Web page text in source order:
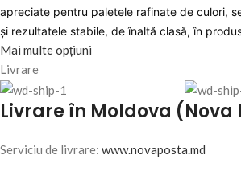
apreciate pentru paletele rafinate de culori,
și rezultatele stabile, de înaltă clasă, în
Mai multe opțiuni
Livrare
Livrare în Moldova (Nova
Serviciu de livrare: www.novaposta.md